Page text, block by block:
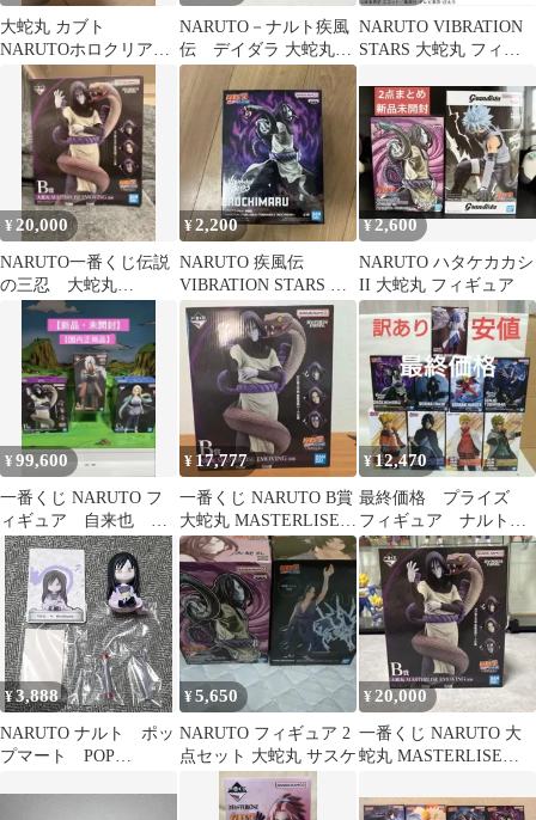
大蛇丸 カブト
NARUTOホロクリアカ
ード ジャンフェス
NARUTO－ナルト疾風
伝 デイダラ 大蛇丸
セット ガチャ
NARUTO VIBRATION
STARS 大蛇丸 フィギ
¥ 20,000
NARUTO一番くじ伝説
の三忍 大蛇丸
MASTERLISE
EMOVING
¥2,200
NARUTO 疾風伝
VIBRATION STARS 大
蛇丸 フィギュア
¥2,600
NARUTO ハタケカカシ
II 大蛇丸 フィギュア
¥99,600
一番くじ NARUTO フ
ィギュア 自来也 大
蛇丸 綱手 A B C 伝
説の三忍
¥ 17,777
一番くじ NARUTO B賞
大蛇丸 MASTERLISE
EMOVING
¥12,470
最終価格 プライズ
フィギュア ナルト
フィギュア
VIBRATION
¥3,888
NARUTO ナルト ポッ
プマート POP
¥5,650
NARUTO フィギュア 2
点セット 大蛇丸 サスケ
¥20,000
一番くじ NARUTO 大
蛇丸 MASTERLISE